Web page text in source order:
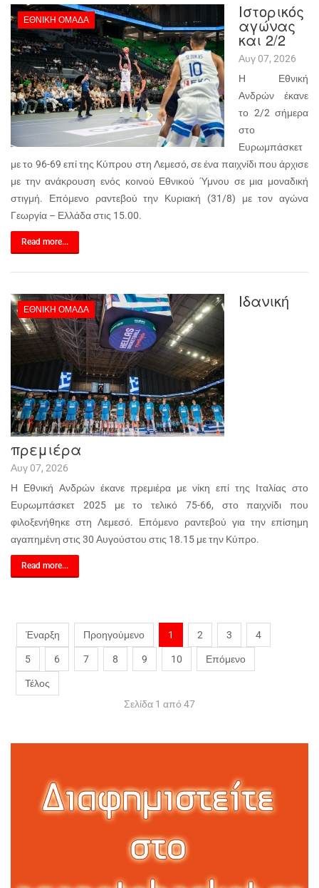
ΕΘΝΙΚΉ ΟΜΆΔΑ Ιστορικός
αγώνας
και 2/2
Αυγ 07, 2026
Η Εθνική
Ανδρών έκανε
το 2/2 σήμερα
στο
Ευρωμπάσκετ
με το 96-69 επί της Κύπρου στη Λεμεσό, σε ένα παιχνίδι που άρχισε
με την ανάκρουση ενός κοινού Εθνικού Ύμνου σε μια μοναδική
στιγμή. Επόμενο ραντεβού την Κυριακή (31/8) με τον αγώνα
Γεωργία – Ελλάδα στις 15.00.
Read more...
ΕΘΝΙΚΉ ΟΜΆΔΑ Ιδανική
πρεμιέρα
Αυγ 07, 2026
Η Εθνική Ανδρών έκανε πρεμιέρα με νίκη επί της Ιταλίας στο
Ευρωμπάσκετ 2025 με το τελικό 75-66, στο παιχνίδι που
φιλοξενήθηκε στη Λεμεσό. Επόμενο ραντεβού για την επίσημη
αγαπημένη στις 30 Αυγούστου στις 18.15 με την Κύπρο.
Read more...
Έναρξη Προηγούμενο 1 2 3 4
5 6 7 8 9 10 Επόμενο
Τέλος
Σελίδα 1 από 47